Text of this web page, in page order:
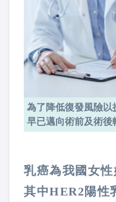
為了降低復發風險以
早已邁向術前及術後
乳癌為我國女性
其中HER2陽性